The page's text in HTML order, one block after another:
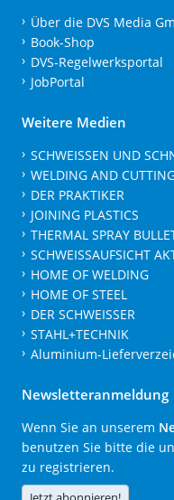
Über die DVS Media
Book-Shop
DVS-Regelwerksportal
JobPortal
Weitere Medien
SCHWEISSEN UND
WELDING AND
DER PRAKTIKER
JOINING PLASTICS
THERMAL SPRAY
SCHWEISSAUFSICHT
HOME OF WELDING
HOME OF STEEL
DER SCHWEISSER
STAHL+TECHNIK
Aluminium-
Newsletteranmeldung
Wenn Sie an unserem
benutzen Sie bitte die
zu registrieren.